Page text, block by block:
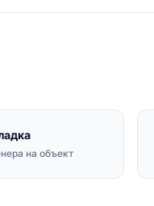
на объект